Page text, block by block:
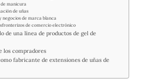
de manicura
de uñas
negocios de marca blanca
de comercio electrónico
de una línea de productos de gel de
los compradores
fabricante de extensiones de uñas de